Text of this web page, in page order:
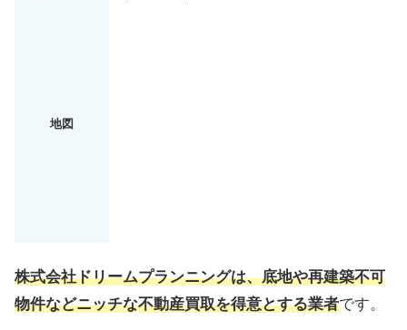
地図
株式会社ドリームプランニングは、底地や再建築不可
物件などニッチな不動産買取を得意とする業者です。